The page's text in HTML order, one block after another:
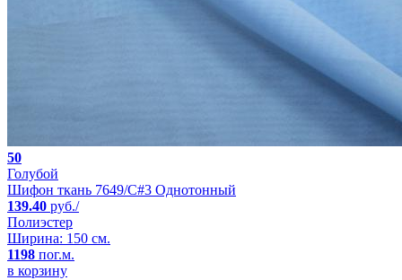
50
Голубой
Шифон ткань 7649/C#3 Однотонный
139.40 руб./
Полиэстер
Ширина: 150 см.
1198 пог.м.
в корзину